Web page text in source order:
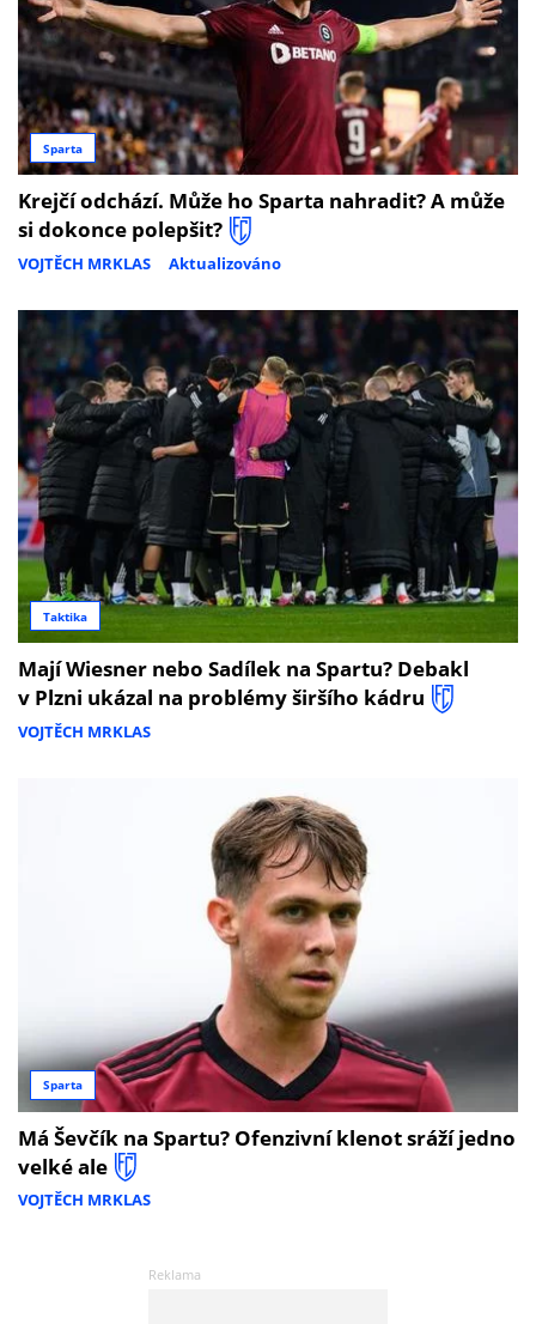
Sparta
Krejčí odchází. Může ho Sparta nahradit? A může
si dokonce polepšit?
VOJTĚCH MRKLAS Aktualizováno
Taktika
Mají Wiesner nebo Sadílek na Spartu? Debakl
v Plzni ukázal na problémy širšího kádru
VOJTĚCH MRKLAS
Sparta
Má Ševčík na Spartu? Ofenzivní klenot sráží jedno
velké ale
VOJTĚCH MRKLAS